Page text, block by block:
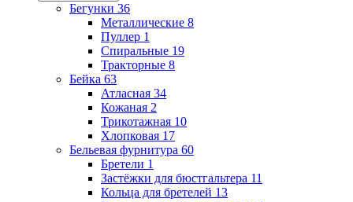
Бегунки 36
Металлические 8
Пуллер 1
Спиральные 19
Тракторные 8
Бейка 63
Атласная 34
Кожаная 2
Трикотажная 10
Хлопковая 17
Бельевая фурнитура 60
Бретели 1
Застёжки для бюстгальтера 11
Кольца для бретелей 13